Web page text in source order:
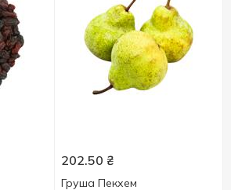
202.50 ₴
Груша Пекхем